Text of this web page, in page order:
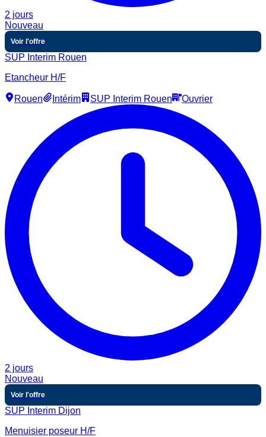
2 jours
Nouveau
Voir l'offre
SUP Interim Rouen
Etancheur H/F
Rouen Intérim SUP Interim Rouen Ouvrier
2 jours
Nouveau
Voir l'offre
SUP Interim Dijon
Menuisier poseur H/F